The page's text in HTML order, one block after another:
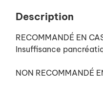
Description
RECOMMANDÉ EN
Insuffisance
NON RECOMMANDÉ